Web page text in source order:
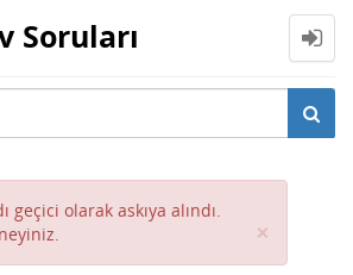
Soruları
geçici olarak askıya alındı.
×